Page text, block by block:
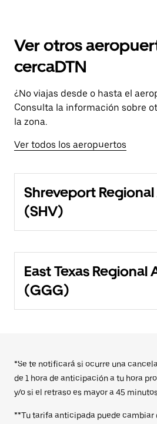
Ver otros
cercaDTN
¿No viajas desde o hasta el
Consulta la información sobre
la zona.
Ver todos los aeropuertos
Shreveport
(SHV)
East Texas Regional
(GGG)
*Se te notificará si ocurre una
de 1 hora de anticipación a tu hora
y/o si el retraso es mayor a 45
**Tu tarifa anticipada puede cambiar